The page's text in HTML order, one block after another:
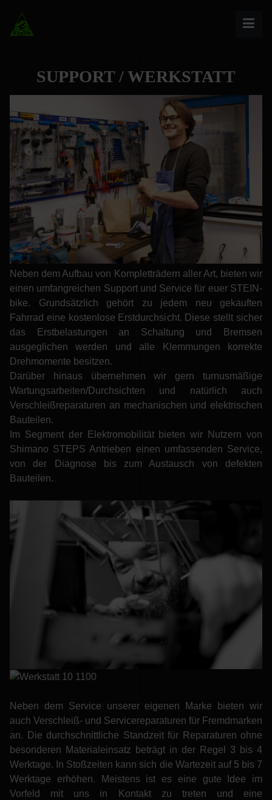
SUPPORT / WERKSTATT
Neben dem Aufbau von Kompletträdern aller Art, bieten wir
einen umfangreichen Support und Service für euer STEIN-
bike. Grundsätzlich gehört zu jedem neu gekauften
Fahrrad eine kostenlose Erstdurchsicht. Diese stellt sicher
das Erstbelastungen an Schaltung und Bremsen
ausgeglichen werden und alle Klemmungen korrekte
Drehmomente besitzen.
Darüber hinaus übernehmen wir gern turnusmäßige
Wartungsarbeiten/Durchsichten und natürlich auch
Verschleißreparaturen an mechanischen und elektrischen
Bauteilen.
Im Segment der Elektromobilität bieten wir Nutzern von
Shimano STEPS Antrieben einen umfassenden Service,
von der Diagnose bis zum Austausch von defekten
Bauteilen.
Neben dem Service unserer eigenen Marke bieten wir
auch Verschleiß- und Servicereparaturen für Fremdmarken
an. Die durchschnittliche Standzeit für Reparaturen ohne
besonderen Materialeinsatz beträgt in der Regel 3 bis 4
Werktage. In Stoßzeiten kann sich die Wartezeit auf 5 bis 7
Werktage erhöhen. Meistens ist es eine gute Idee im
Vorfeld mit uns in Kontakt zu treten und eine